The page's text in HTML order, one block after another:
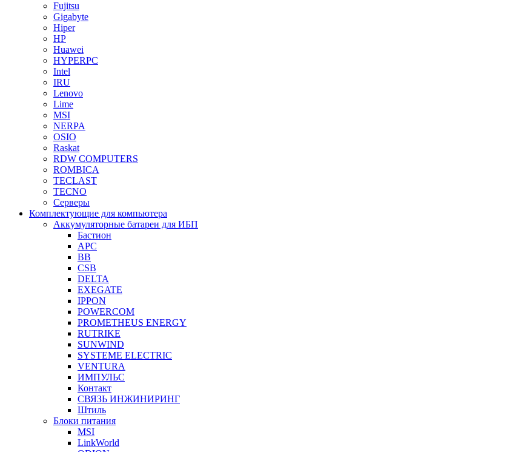
Fujitsu
Gigabyte
Hiper
HP
Huawei
HYPERPC
Intel
IRU
Lenovo
Lime
MSI
NERPA
OSIO
Raskat
RDW COMPUTERS
ROMBICA
TECLAST
TECNO
Серверы
Комплектующие для компьютера
Аккумуляторные батареи для ИБП
Бастион
APC
BB
CSB
DELTA
EXEGATE
IPPON
POWERCOM
PROMETHEUS ENERGY
RUTRIKE
SUNWIND
SYSTEME ELECTRIC
VENTURA
ИМПУЛЬС
Контакт
СВЯЗЬ ИНЖИНИРИНГ
Штиль
Блоки питания
MSI
LinkWorld